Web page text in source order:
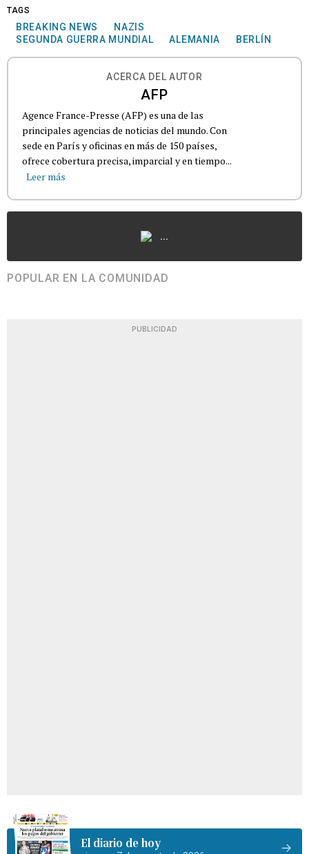
TAGS
BREAKING NEWS
NAZIS
SEGUNDA GUERRA MUNDIAL
ALEMANIA BERLÍN
ACERCA DEL AUTOR
AFP
Agence France-Presse (AFP) es una de las
principales agencias de noticias del mundo. Con
sede en París y oficinas en más de 150 países,
ofrece cobertura precisa, imparcial y en tiempo...
Leer más
...
POPULAR EN LA COMUNIDAD
PUBLICIDAD
El diario de hoy